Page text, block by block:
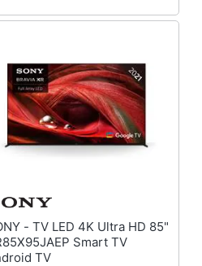
4K Ultra HD 85"
Smart TV
TV